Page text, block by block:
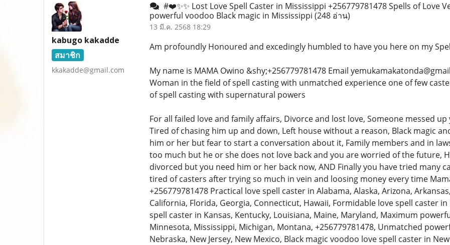
kabugo kakadde
สมาชิก
kkakadde@gmail.com
#❤️✨✨ Lost Love Spell Caster in Mississippi +256779781478 Spells of Love
powerful voodoo Black magic in Mississippi (248 อ่าน)
13 มี.ค. 2568 18:29
Am profoundly Honoured and excedingly humbled to have you here on my
My name is MAMA Owino &shy;+256779781478 Email
Woman in the field of spell casting with unmatched experience one of few
of spell casting with supernatural powers
For all failed love and family affairs, Divorce and lost love, Someone messed
Tired of chasing him up and down, Left house without a reason, Black magic
him or her but fear to start a conversation about it, Family members and in
too much but he or she does not love back and you are worried of the future,
divorced but you need him or her back now, AND Finally you have tried many
tired of casters after trying so much in vein and loosing money every time
+256779781478 Practical love spell caster in Alabama, Alaska, Arizona,
California, Florida, Georgia, Connecticut, Hawaii, Formidable love spell caster
spell caster in Kansas, Kentucky, Louisiana, Maine, Maryland, Maximum
Minnesota, Mississippi, Michigan, Montana, +256779781478, Unmatched
Nebraska, New Jersey, New Mexico, Black magic voodoo love spell caster in